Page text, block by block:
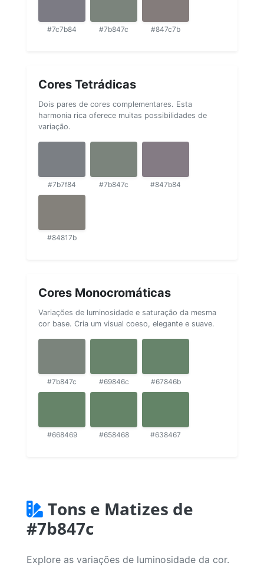
#7c7b84 #7b847c #847c7b
Cores Tetrádicas
Dois pares de cores complementares. Esta
harmonia rica oferece muitas possibilidades de
variação.
#7b7f84 #7b847c #847b84
#84817b
Cores Monocromáticas
Variações de luminosidade e saturação da mesma
cor base. Cria um visual coeso, elegante e suave.
#7b847c #69846c #67846b
#668469 #658468 #638467
Tons e Matizes de
#7b847c
Explore as variações de luminosidade da cor.